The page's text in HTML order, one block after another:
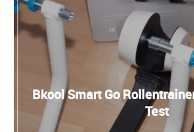
Bkool Smart Go
Test